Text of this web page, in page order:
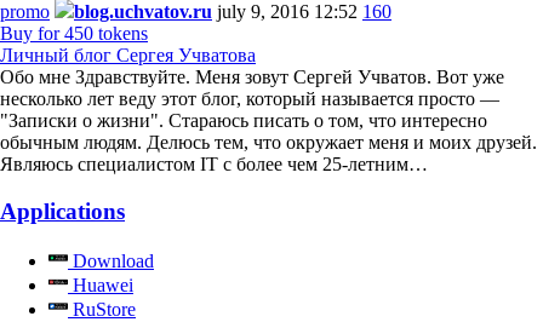
promo blog.uchvatov.ru july 9, 2016 12:52 160
Buy for 450 tokens
Личный блог Сергея Учватова
Обо мне Здравствуйте. Меня зовут Сергей Учватов. Вот уже
несколько лет веду этот блог, который называется просто —
"Записки о жизни". Стараюсь писать о том, что интересно
обычным людям. Делюсь тем, что окружает меня и моих друзей.
Являюсь специалистом IT с более чем 25-летним…
Applications
Download
Huawei
RuStore